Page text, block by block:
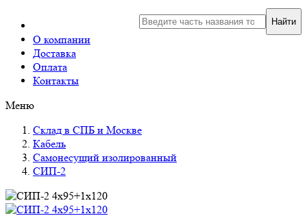
О компании
Доставка
Оплата
Контакты
Найти
Меню
Склад в СПБ и Москве
Кабель
Самонесущий изолированный
СИП-2